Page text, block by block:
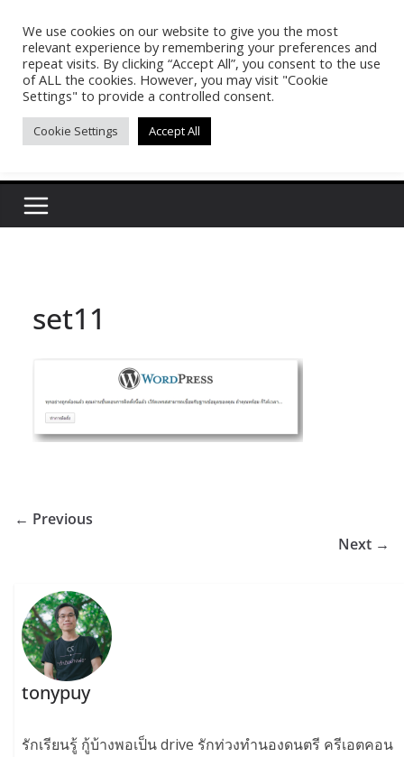
contentPasakon Puypong
(tonypuy)
เปิดพื้นที่การเรียนรู้และพร้อมแบ่งปันของผม
set11
← Previous
Next →
tonypuy
รักเรียนรู้ กู้บ้างพอเป็น drive รักท่วงทำนองดนตรี ครีเอตคอน
We use cookies on our website to give you the most
relevant experience by remembering your preferences and
repeat visits. By clicking “Accept All”, you consent to the use
of ALL the cookies. However, you may visit "Cookie
Settings" to provide a controlled consent.
Cookie Settings Accept All